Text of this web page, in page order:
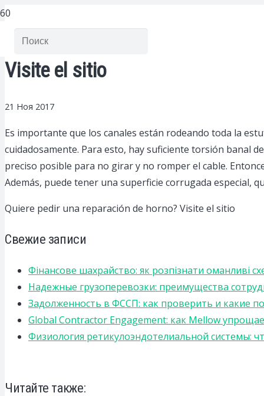
Visite el sitio
21 Ноя 2017
Es importante que los canales están rodeando toda la
cuidadosamente. Para esto, hay suficiente torsión banal
preciso posible para no girar y no romper el cable.
Además, puede tener una superficie corrugada especial,
Quiere pedir una reparación de horno? Visite el sitio
Свежие записи
Фінансове шахрайство: як розпізнати оманливі
Надежные грузоперевозки: преимущества
Задолженность в ФССП: как проверить и какие
Global Contractor Engagement: как Mellow
Физиология ретикулоэндотелиальной системы:
Читайте также: